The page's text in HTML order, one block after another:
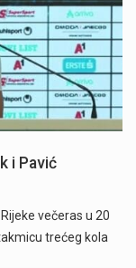
i Pavić
večeras u 20
trećeg kola